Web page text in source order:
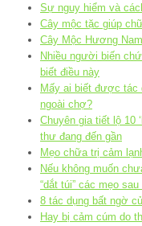
Sự nguy hiểm và
Cây mộc tặc giúp
Cây Mộc Hương
Nhiều người biến
biết điều này
Mấy ai biết được tác
ngoài chợ?
Chuyên gia tiết lộ 10
thư đang đến gần
Mẹo chữa trị cảm
Nếu không muốn
“dắt túi” các mẹo sau
8 tác dụng bất ngờ
Hay bị cảm cúm do